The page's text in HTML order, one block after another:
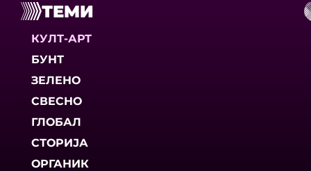
ТЕМИ
КУЛТ-АРТ
БУНТ
ЗЕЛЕНО
СВЕСНО
ГЛОБАЛ
СТОРИЈА
ОРГАНИК